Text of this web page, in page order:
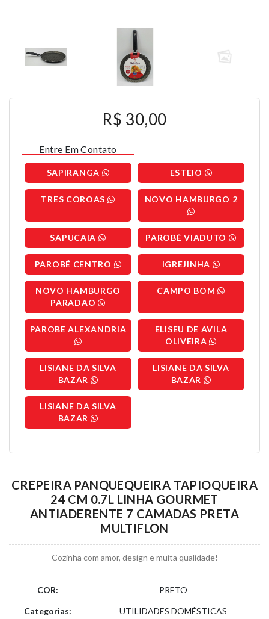
R$ 30,00
Entre Em Contato
SAPIRANGA ESTEIO
TRES COROAS NOVO HAMBURGO 2
SAPUCAIA PAROBÉ VIADUTO
PAROBÉ CENTRO IGREJINHA
NOVO HAMBURGO
PARADAO
CAMPO BOM
PAROBE ALEXANDRIA
ELISEU DE AVILA
OLIVEIRA
LISIANE DA SILVA
BAZAR
LISIANE DA SILVA
BAZAR
LISIANE DA SILVA
BAZAR
CREPEIRA PANQUEQUEIRA TAPIOQUEIRA
24 CM 0.7L LINHA GOURMET
ANTIADERENTE 7 CAMADAS PRETA
MULTIFLON
Cozinha com amor, design e muita qualidade!
COR: PRETO
Categorias: UTILIDADES DOMÉSTICAS